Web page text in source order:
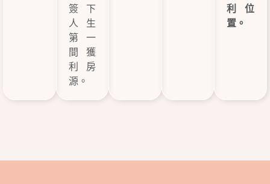
簽下
人生
第一
間獲
利房
源。
利位
置。